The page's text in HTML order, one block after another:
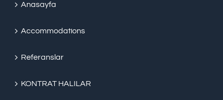
Anasayfa
Accommodations
Referanslar
KONTRAT HALILAR